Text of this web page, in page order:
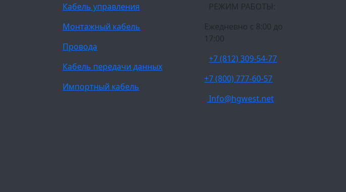
Кабель управления
Монтажный кабель
Провода
Кабель передачи данных
Импортный кабель
РЕЖИМ РАБОТЫ:
Ежедневно c 8:00 до
17:00
+7 (812) 309-54-77
+7 (800) 777-60-57
Info@hgwest.net